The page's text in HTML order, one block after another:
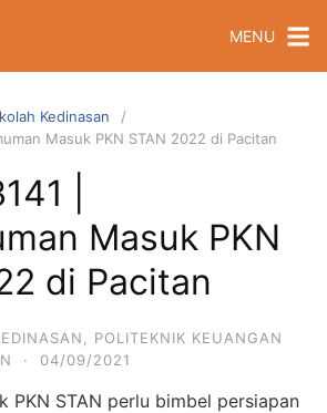
MENU
Kedinasan
Masuk PKN STAN 2022 di Pacitan
|
Masuk PKN
di Pacitan
POLITEKNIK KEUANGAN
· 04/09/2021
PKN STAN perlu bimbel persiapan